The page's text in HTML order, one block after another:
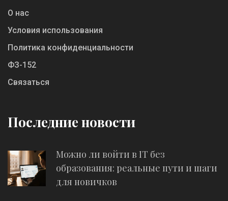
О нас
Условия использования
Политика конфиденциальности
ФЗ-152
Связаться
Последние новости
Можно ли войти в IT без
образования: реальные пути и шаги
для новичков